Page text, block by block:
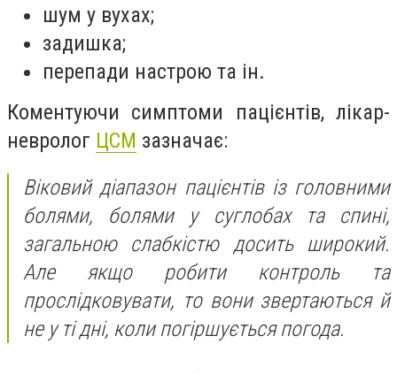
шум у вухах;
задишка;
перепади настрою та ін.
Коментуючи симптоми пацієнтів, лікар-
невролог ЦСМ зазначає:
Віковий діапазон пацієнтів із головними
болями, болями у суглобах та спині,
загальною слабкістю досить широкий.
Але якщо робити контроль та
прослідковувати, то вони звертаються й
не у ті дні, коли погіршується погода.